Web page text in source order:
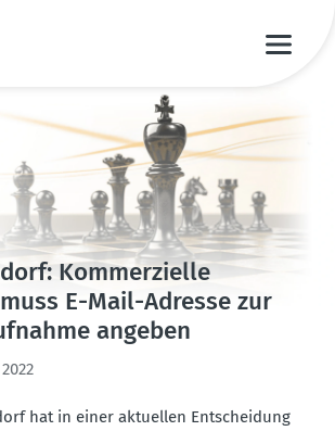
Kommer­zielle
E-Mail-Adresse zur
angeben
hat in einer aktuellen Entscheidung